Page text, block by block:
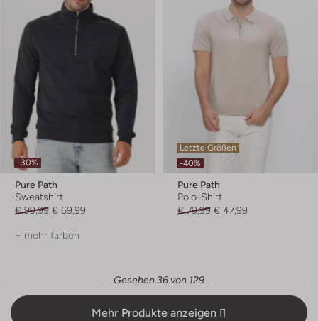
-30%
Pure Path
Sweatshirt
€ 99,99 € 69,99
+ mehr farben
Letzte Größen
-40%
Pure Path
Polo-Shirt
€ 79,99 € 47,99
Gesehen 36 von 129
Mehr Produkte anzeigen